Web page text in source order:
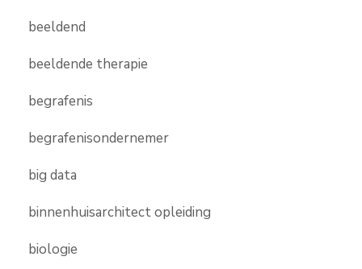
beeldend
beeldende therapie
begrafenis
begrafenisondernemer
big data
binnenhuisarchitect opleiding
biologie